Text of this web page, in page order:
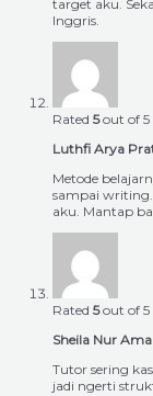
target aku.
Inggris.
Rated 5out of 5
Luthfi Arya
Metode
sampai writing.
aku. Mantap
Rated 5out of 5
Sheila Nur
Tutor sering
jadi ngerti